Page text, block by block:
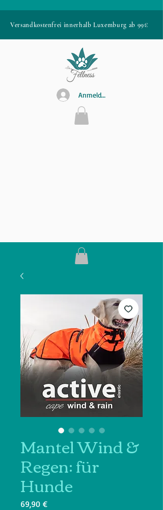
Versandkostenfrei innerhalb Luxemburg ab 99€
Anmelden
Mantel Wind &
Regen: für
Hunde
69,90 €Preis